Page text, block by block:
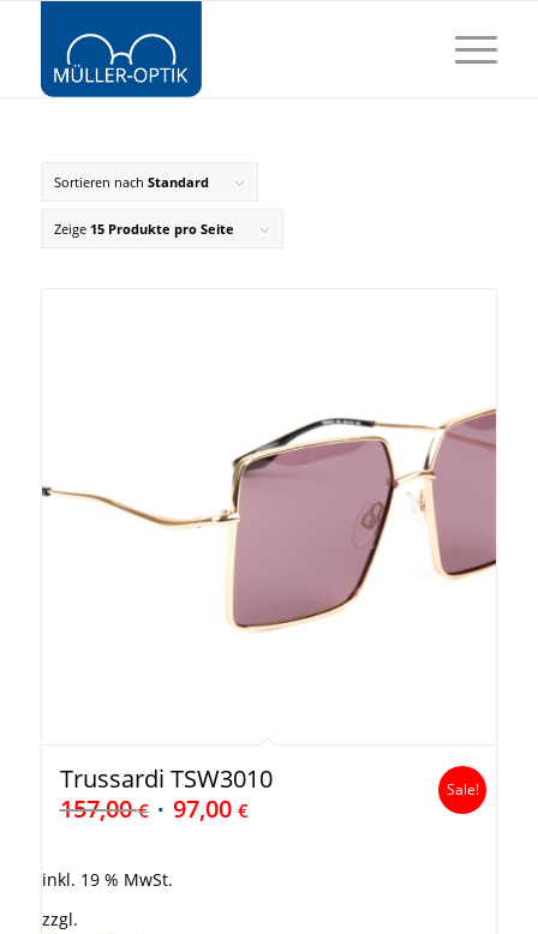
Sortieren nach Standard
Zeige 15 Produkte pro Seite
Trussardi TSW3010
157,00€ 97,00 €
Sale!
inkl. 19 % MwSt.
zzgl.